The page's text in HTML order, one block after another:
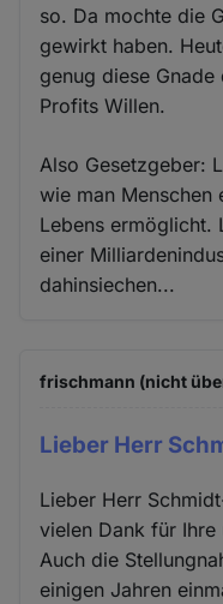
so. Da mochte die
gewirkt haben.
genug diese
Profits Willen.
Also Gesetzgeber:
wie man Menschen
Lebens ermöglicht.
einer
dahinsiechen...
frischmann (nicht
Lieber Herr
Lieber Herr
vielen Dank für Ihre
Auch die
einigen Jahren